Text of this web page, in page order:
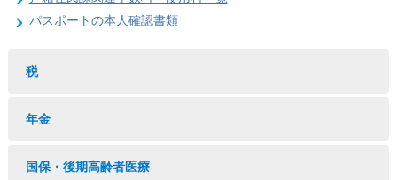
パスポートの本人確認書類
税
年金
国保・後期高齢者医療